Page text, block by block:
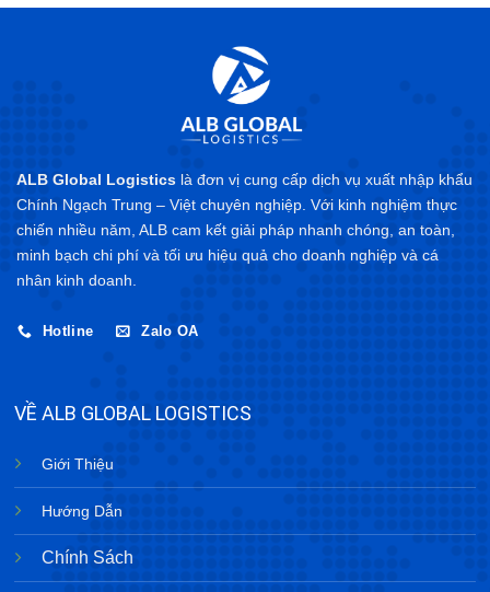
ALB Global Logistics là đơn vị cung cấp dịch vụ xuất nhập khẩu
Chính Ngạch Trung – Việt chuyên nghiệp. Với kinh nghiệm thực
chiến nhiều năm, ALB cam kết giải pháp nhanh chóng, an toàn,
minh bạch chi phí và tối ưu hiệu quả cho doanh nghiệp và cá
nhân kinh doanh.
Hotline Zalo OA
VỀ ALB GLOBAL LOGISTICS
Giới Thiệu
Hướng Dẫn
Chính Sách